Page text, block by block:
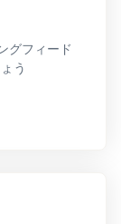
グフィード
う